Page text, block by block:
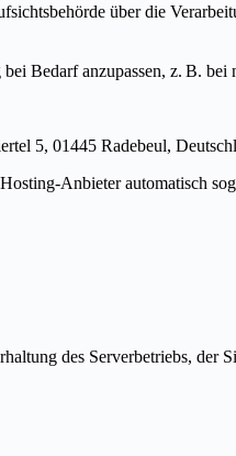
über die
Bedarf anzupassen, z. B.
5, 01445 Radebeul,
Anbieter automatisch
des Serverbetriebs, der